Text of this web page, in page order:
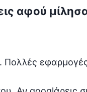
αφού
Πολλές